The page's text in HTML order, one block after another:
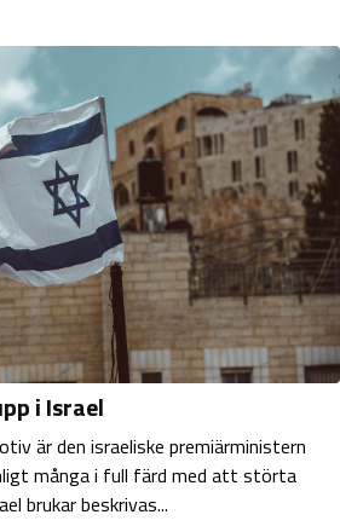
i Israel
är den israeliske premiärministern
många i full färd med att störta
brukar beskrivas...